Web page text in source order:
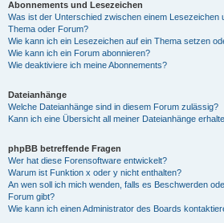
Abonnements und Lesezeichen
Was ist der Unterschied zwischen einem Lesezeichen
Thema oder Forum?
Wie kann ich ein Lesezeichen auf ein Thema setzen
Wie kann ich ein Forum abonnieren?
Wie deaktiviere ich meine Abonnements?
Dateianhänge
Welche Dateianhänge sind in diesem Forum zulässig?
Kann ich eine Übersicht all meiner Dateianhänge
phpBB betreffende Fragen
Wer hat diese Forensoftware entwickelt?
Warum ist Funktion x oder y nicht enthalten?
An wen soll ich mich wenden, falls es Beschwerden
Forum gibt?
Wie kann ich einen Administrator des Boards